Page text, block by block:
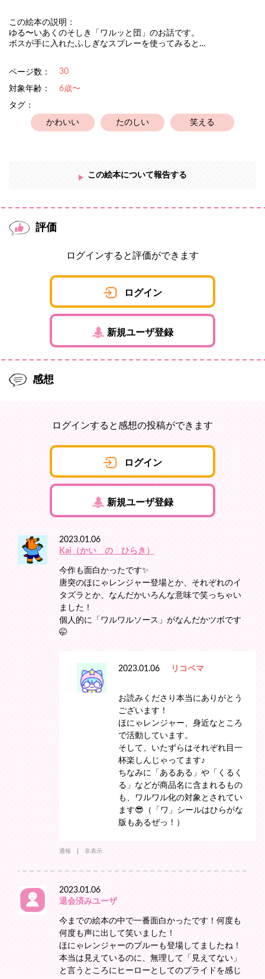
この絵本の説明：
ゆる〜いあくのそしき「ワルッと団」のお話です。
ボスが手に入れたふしぎなスプレーを使ってみると…
ページ数： 30
対象年齢：
6歳〜
タグ：
かわいい たのしい 笑える
この絵本について報告する
評価
ログインすると評価ができます
ログイン
新規ユーザ登録
感想
ログインすると感想の投稿ができます
ログイン
新規ユーザ登録
2023.01.06
Kai（かい の ひらき）
今作も面白かったです✨
唐突のほにゃレンジャー登場とか、それぞれのイ
タズラとか、なんだかいろんな意味で笑っちゃい
ました！
個人的に「ワルワルソース」がなんだかツボです
🤭
2023.01.06 リコペマ
お読みくださり本当にありがとう
ございます！
ほにゃレンジャー、身近なところ
で活動しています。
そして、いたずらはそれぞれ目一
杯楽しんじゃってます♪
ちなみに「あるある」や「くるく
る」などが商品名に含まれるもの
も、ワルワル化の対象とされてい
ます😎（「ワ」シールはひらがな
版もあるぜっ！）
通報 非表示
2023.01.06
退会済みユーザ
今までの絵本の中で一番面白かったです！何度も
何度も声に出して笑いました！
ほにゃレンジャーのブルーも登場してましたね！
本当は見えているのに、無理して「見えてない」
と言うところにヒーローとしてのプライドを感じ